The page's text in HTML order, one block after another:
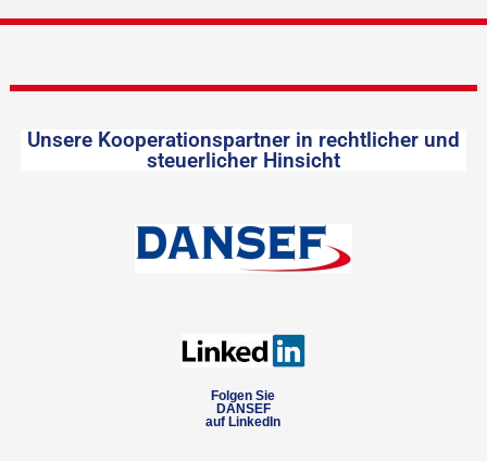
Unsere Kooperationspartner in rechtlicher und
steuerlicher Hinsicht
Folgen Sie
DANSEF
auf LinkedIn